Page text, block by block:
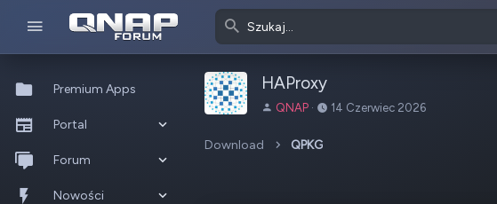
Premium Apps
Portal
Co nowego?
Ostatnia aktywność
Forum
Nowe posty
Nowości
HAProxy
A
t
QNAP
D
14 Czerwiec 2026
Download QPKG